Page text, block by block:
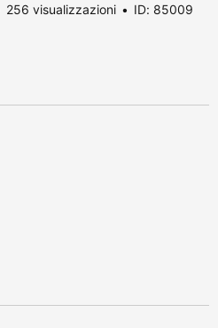
256 visualizzazioni ID: 85009